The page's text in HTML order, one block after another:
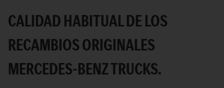
CALIDAD HABITUAL DE LOS
RECAMBIOS ORIGINALES
MERCEDES-BENZ TRUCKS.